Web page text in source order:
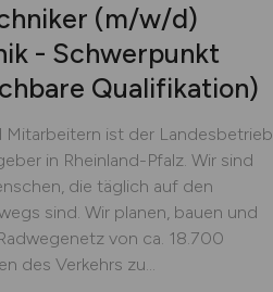
(m/w/d)
- Schwerpunkt
Qualifikation)
ist der Landesbetrieb
in Rheinland-Pfalz. Wir sind
die täglich auf den
sind. Wir planen, bauen und
von ca. 18.700
des Verkehrs zu...